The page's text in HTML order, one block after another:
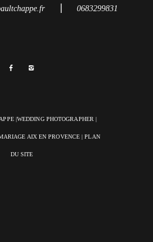
0683299831
|WEDDING PHOTOGRAPHER |
AIX EN PROVENCE |PLAN
DU SITE